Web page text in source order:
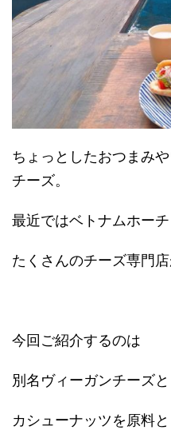
ちょっとしたおつまみ
チーズ。
最近ではベトナムホー
たくさんのチーズ専門
今回ご紹介するのは
別名ヴィーガンチーズ
カシューナッツを原料